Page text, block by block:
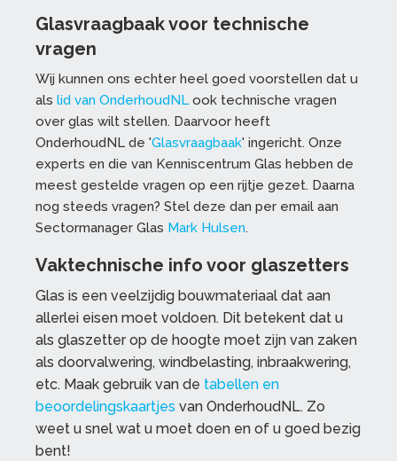
Glasvraagbaak voor technische
vragen
Wij kunnen ons echter heel goed voorstellen dat u
als lid van OnderhoudNL ook technische vragen
over glas wilt stellen. Daarvoor heeft
OnderhoudNL de 'Glasvraagbaak' ingericht. Onze
experts en die van Kenniscentrum Glas hebben de
meest gestelde vragen op een rijtje gezet. Daarna
nog steeds vragen? Stel deze dan per email aan
Sectormanager Glas Mark Hulsen.
Vaktechnische info voor glaszetters
Glas is een veelzijdig bouwmateriaal dat aan
allerlei eisen moet voldoen. Dit betekent dat u
als glaszetter op de hoogte moet zijn van zaken
als doorvalwering, windbelasting, inbraakwering,
etc. Maak gebruik van de tabellen en
beoordelingskaartjes van OnderhoudNL. Zo
weet u snel wat u moet doen en of u goed bezig
bent!